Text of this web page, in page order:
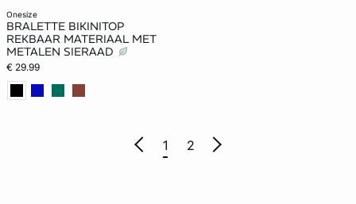
onesize
BRALETTE BIKINITOP
REKBAAR MATERIAAL MET
METALEN SIERAAD
€ 29.99
1 2